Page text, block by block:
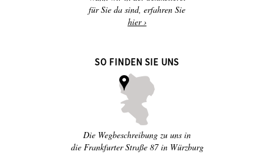
für Sie da sind, erfahren Sie
hier ›
SO FINDEN SIE UNS
Die Wegbeschreibung zu uns in
die Frankfurter Straße 87 in Würzburg